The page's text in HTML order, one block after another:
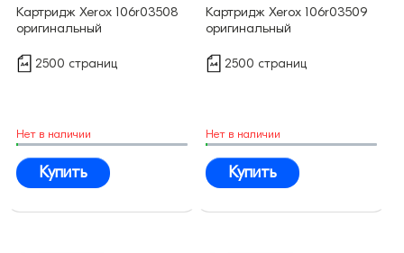
Картридж Xerox 106r03508
оригинальный
2500 страниц
Нет в наличии
Купить
Картридж Xerox 106r03509
оригинальный
2500 страниц
Нет в наличии
Купить